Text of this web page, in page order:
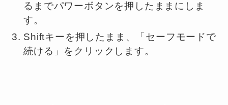
るまでパワーボタンを押したままにしま
す。
Shiftキーを押したまま、「セーフモードで
続ける」をクリックします。